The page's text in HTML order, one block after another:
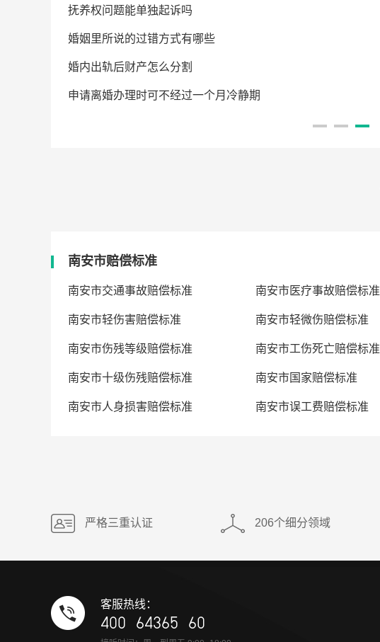
抚养权问题能单独起诉吗
婚姻里所说的过错方式有哪些
婚内出轨后财产怎么分割
申请离婚办理时可不经过一个月冷静期
南安市赔偿标准
南安市交通事故赔偿标准 南安市医疗事故赔偿标准
南安市轻伤害赔偿标准 南安市轻微伤赔偿标准
南安市伤残等级赔偿标准 南安市工伤死亡赔偿标准
南安市十级伤残赔偿标准 南安市国家赔偿标准
南安市人身损害赔偿标准 南安市误工费赔偿标准
严格三重认证 206个细分领域
客服热线：
400 64365 60